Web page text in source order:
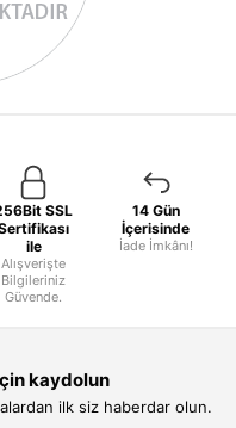
SSL
ile
Alışverişte
Bilgileriniz
Güvende.
14 Gün
İçerisinde
İade İmkânı!
kaydolun
ilk siz haberdar olun.